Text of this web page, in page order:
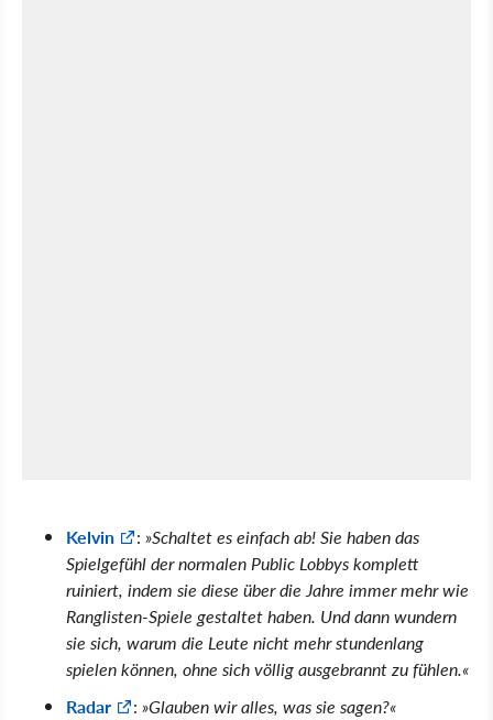
Kelvin : Schaltet es einfach ab! Sie haben das
Spielgefühl der normalen Public Lobbys komplett
ruiniert, indem sie diese über die Jahre immer mehr wie
Ranglisten-Spiele gestaltet haben. Und dann wundern
sie sich, warum die Leute nicht mehr stundenlang
spielen können, ohne sich völlig ausgebrannt zu fühlen.
Radar
: Glauben wir alles, was sie sagen?